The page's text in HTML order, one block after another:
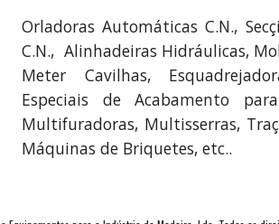
Orladoras Automáticas C.N.,
C.N., Alinhadeiras Hidráulicas,
Meter Cavilhas,
Especiais de Acabamento
Multifuradoras, Multisserras,
Máquinas de Briquetes, etc..